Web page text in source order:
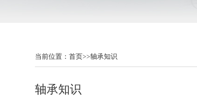
当前位置： 首页>>轴承知识
轴承知识